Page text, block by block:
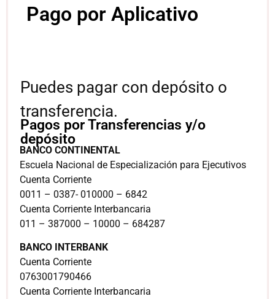
Pago por Aplicativo
Puedes pagar con depósito o
transferencia.
BANCO CONTINENTAL
Escuela Nacional de Especialización para Ejecutivos
Cuenta Corriente
0011 – 0387- 010000 – 6842
Cuenta Corriente Interbancaria
011 – 387000 – 10000 – 684287
BANCO INTERBANK
Cuenta Corriente
0763001790466
Cuenta Corriente Interbancaria
Pagos por Transferencias y/o
depósito